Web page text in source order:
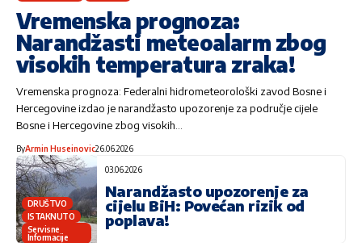
Vremenska prognoza:
Narandžasti meteoalarm zbog
visokih temperatura zraka!
Vremenska prognoza: Federalni hidrometeorološki zavod Bosne i
Hercegovine izdao je narandžasto upozorenje za područje cijele
Bosne i Hercegovine zbog visokih…
ByArmin Huseinovic26.06.2026
03.06.2026
Narandžasto upozorenje za
cijelu BiH: Povećan rizik od
poplava!
DRUŠTVO
ISTAKNUTO
Servisne
Informacije